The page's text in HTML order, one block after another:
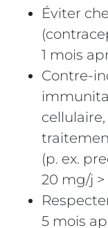
Éviter
1 mois
(p. ex.
20 mg/j >
5 mois